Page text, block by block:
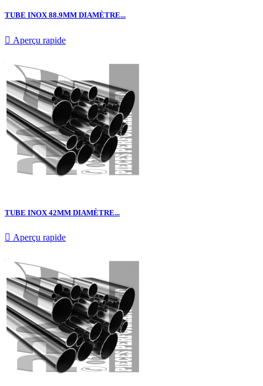
TUBE INOX 88.9MM DIAMÈTRE...
 Aperçu rapide
TUBE INOX 42MM DIAMÈTRE...
 Aperçu rapide